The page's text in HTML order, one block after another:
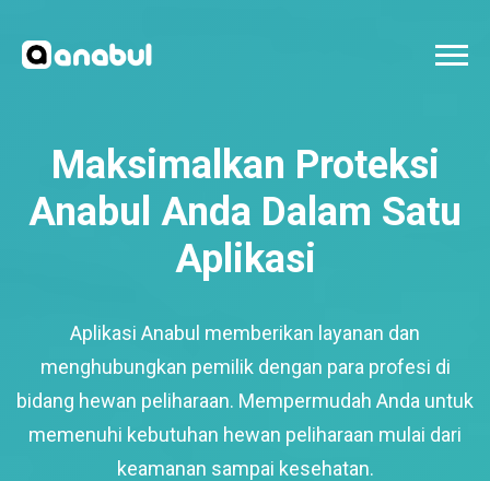
Maksimalkan Proteksi
Anabul Anda Dalam Satu
Aplikasi
Aplikasi Anabul memberikan layanan dan
menghubungkan pemilik dengan para profesi di
bidang hewan peliharaan. Mempermudah Anda untuk
memenuhi kebutuhan hewan peliharaan mulai dari
keamanan sampai kesehatan.